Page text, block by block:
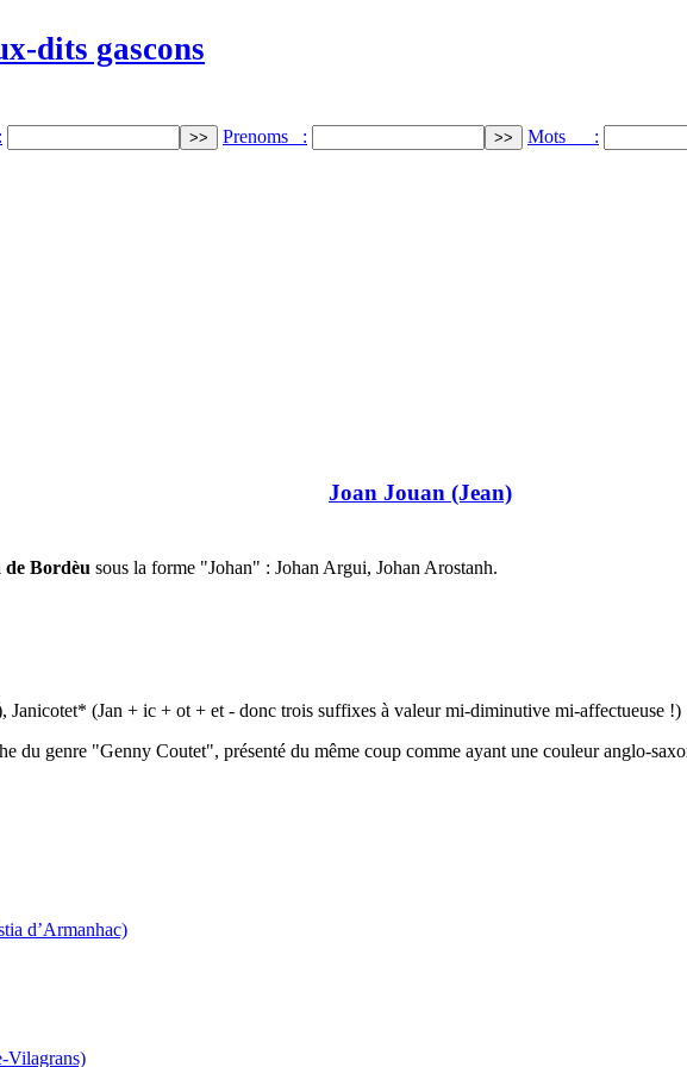
dits gascons
Prenoms : Mots :
Joan Jouan (Jean)
Bordèu sous la forme "Johan" : Johan Argui, Johan Arostanh.
(Jan + ic + ot + et - donc trois suffixes à valeur mi-diminutive mi-affectueuse !)
du genre "Genny Coutet", présenté du même coup comme ayant une couleur anglo-
d’Armanhac)
Vilagrans)